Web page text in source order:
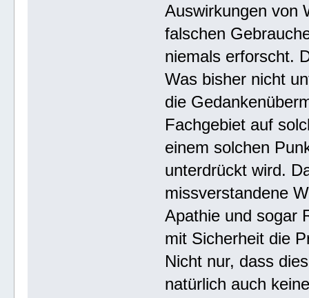
Auswirkungen von
falschen
niemals erforscht.
Was bisher nicht
die
Fachgebiet auf
einem solchen
unterdrückt wird.
missverstandene
Apathie und sogar
mit Sicherheit die
Nicht nur, dass
natürlich auch